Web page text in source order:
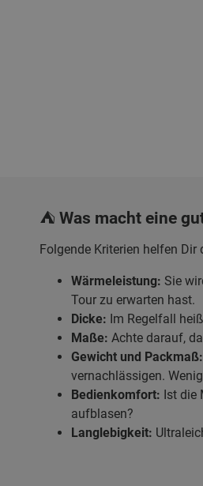
⛺️ Was macht eine
Folgende Kriterien helfen
Wärmeleistung: Sie
Tour zu erwarten hast.
Dicke: Im Regelfall
Maße: Achte darauf,
Gewicht und Packmaß:
vernachlässigen.
Bedienkomfort: Ist die
aufblasen?
Langlebigkeit: